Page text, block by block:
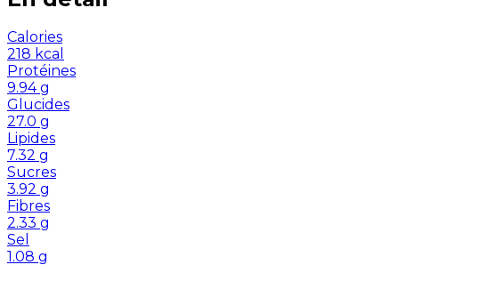
Calories
218 kcal
Protéines
9.94 g
Glucides
27.0 g
Lipides
7.32 g
Sucres
3.92 g
Fibres
2.33 g
Sel
1.08 g